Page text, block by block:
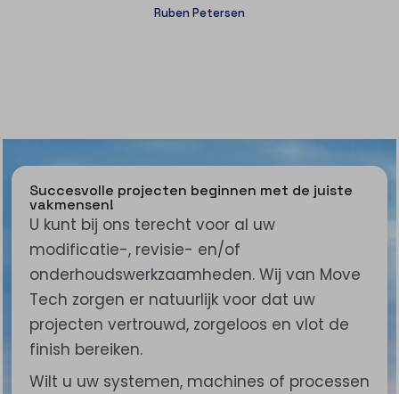
Ruben Petersen
Succesvolle projecten beginnen met de juiste
vakmensen!
U kunt bij ons terecht voor al uw
modificatie-, revisie- en/of
onderhoudswerkzaamheden. Wij van Move
Tech zorgen er natuurlijk voor dat uw
projecten vertrouwd, zorgeloos en vlot de
finish bereiken.
Wilt u uw systemen, machines of processen